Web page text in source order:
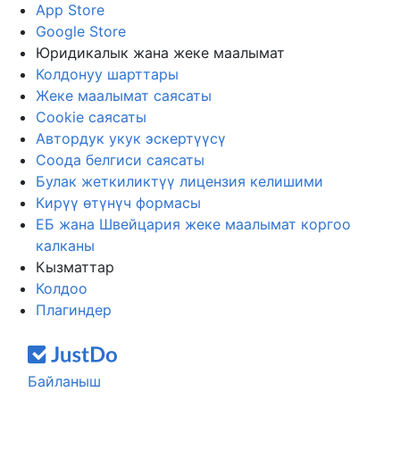
App Store
Google Store
Юридикалык жана жеке маалымат
Колдонуу шарттары
Жеке маалымат саясаты
Cookie саясаты
Автордук укук эскертүүсү
Соода белгиси саясаты
Булак жеткиликтүү лицензия келишими
Кирүү өтүнүч формасы
ЕБ жана Швейцария жеке маалымат коргоо
калканы
Кызматтар
Колдоо
Плагиндер
Байланыш